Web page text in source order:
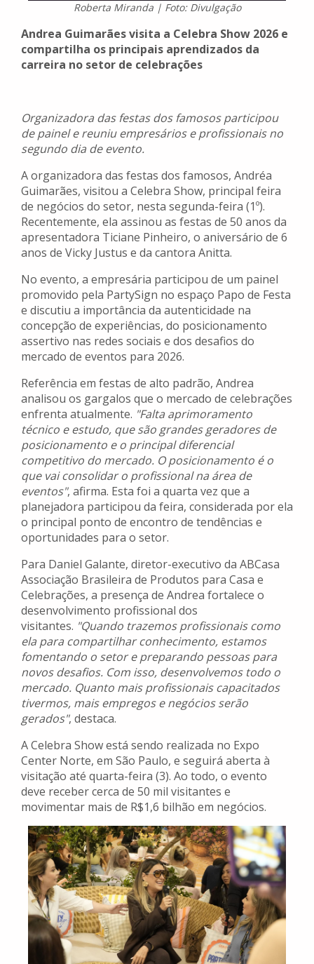
Roberta Miranda | Foto: Divulgação
Andrea Guimarães visita a Celebra Show 2026 e
compartilha os principais aprendizados da
carreira no setor de celebrações
Organizadora das festas dos famosos participou
de painel e reuniu empresários e profissionais no
segundo dia de evento.
A organizadora das festas dos famosos, Andréa
Guimarães, visitou a Celebra Show, principal feira
de negócios do setor, nesta segunda-feira (1º).
Recentemente, ela assinou as festas de 50 anos da
apresentadora Ticiane Pinheiro, o aniversário de 6
anos de Vicky Justus e da cantora Anitta.
No evento, a empresária participou de um painel
promovido pela PartySign no espaço Papo de Festa
e discutiu a importância da autenticidade na
concepção de experiências, do posicionamento
assertivo nas redes sociais e dos desafios do
mercado de eventos para 2026.
Referência em festas de alto padrão, Andrea
analisou os gargalos que o mercado de celebrações
enfrenta atualmente. "Falta aprimoramento
técnico e estudo, que são grandes geradores de
posicionamento e o principal diferencial
competitivo do mercado. O posicionamento é o
que vai consolidar o profissional na área de
eventos", afirma. Esta foi a quarta vez que a
planejadora participou da feira, considerada por ela
o principal ponto de encontro de tendências e
oportunidades para o setor.
Para Daniel Galante, diretor-executivo da ABCasa
Associação Brasileira de Produtos para Casa e
Celebrações, a presença de Andrea fortalece o
desenvolvimento profissional dos
visitantes. "Quando trazemos profissionais como
ela para compartilhar conhecimento, estamos
fomentando o setor e preparando pessoas para
novos desafios. Com isso, desenvolvemos todo o
mercado. Quanto mais profissionais capacitados
tivermos, mais empregos e negócios serão
gerados", destaca.
A Celebra Show está sendo realizada no Expo
Center Norte, em São Paulo, e seguirá aberta à
visitação até quarta-feira (3). Ao todo, o evento
deve receber cerca de 50 mil visitantes e
movimentar mais de R$1,6 bilhão em negócios.